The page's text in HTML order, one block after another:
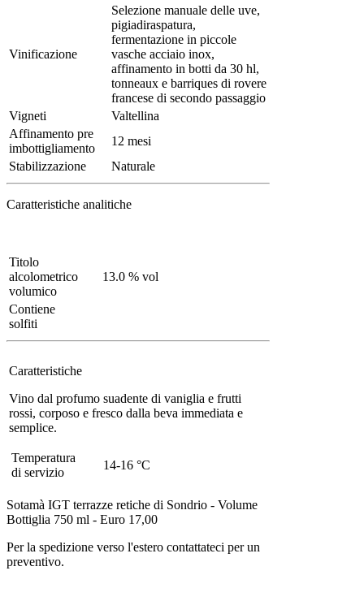
Vinificazione
Selezione manuale delle uve,
pigiadiraspatura,
fermentazione in piccole
vasche acciaio inox,
affinamento in botti da 30 hl,
tonneaux e barriques di rovere
francese di secondo passaggio
Vigneti
Valtellina
Affinamento pre
imbottigliamento
12 mesi
Stabilizzazione
Naturale
Caratteristiche analitiche
Titolo
alcolometrico
volumico
13.0 % vol
Contiene
solfiti
Caratteristiche
Vino dal profumo suadente di vaniglia e frutti
rossi, corposo e fresco dalla beva immediata e
semplice.
Temperatura
di servizio
14-16 °C
Sotamà IGT terrazze retiche di Sondrio - Volume
Bottiglia 750 ml - Euro 17,00
Per la spedizione verso l'estero contattateci per un
preventivo.